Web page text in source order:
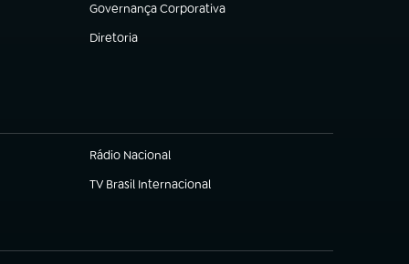
Governança Corporativa
(abre em nova aba)
Diretoria
(abre em nova aba)
Rádio Nacional
TV Brasil Internacional
(abre em nova aba)